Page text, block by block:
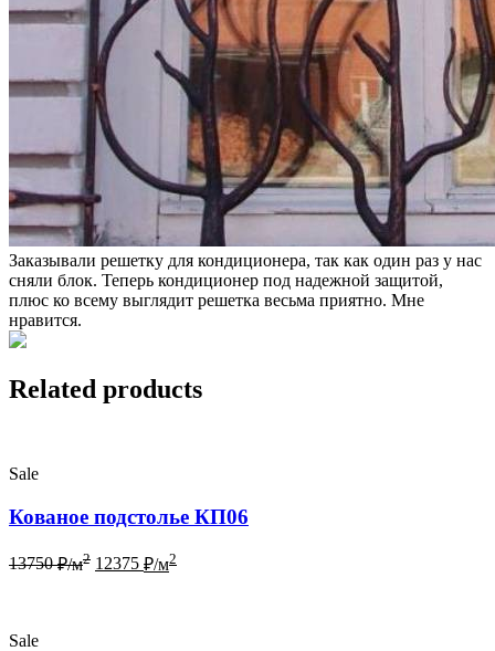
Заказывали решетку для кондиционера, так как один раз у нас
сняли блок. Теперь кондиционер под надежной защитой,
плюс ко всему выглядит решетка весьма приятно. Мне
нравится.
Related products
Sale
Кованое подстолье КП06
13750₽/м2 12375 ₽/м2
Sale